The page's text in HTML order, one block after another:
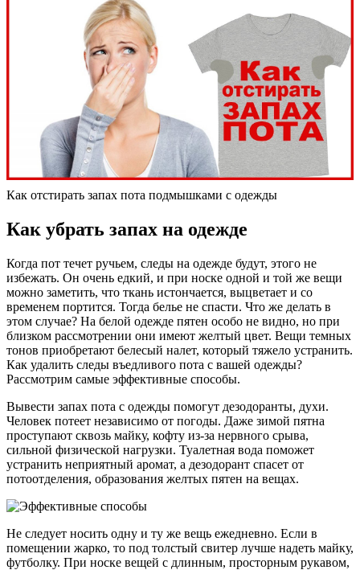
Как отстирать запах пота подмышками с одежды
Как убрать запах на одежде
Когда пот течет ручьем, следы на одежде будут, этого не
избежать. Он очень едкий, и при носке одной и той же вещи
можно заметить, что ткань истончается, выцветает и со
временем портится. Тогда белье не спасти. Что же делать в
этом случае? На белой одежде пятен особо не видно, но при
близком рассмотрении они имеют желтый цвет. Вещи темных
тонов приобретают белесый налет, который тяжело устранить.
Как удалить следы въедливого пота с вашей одежды?
Рассмотрим самые эффективные способы.
Вывести запах пота с одежды помогут дезодоранты, духи.
Человек потеет независимо от погоды. Даже зимой пятна
проступают сквозь майку, кофту из-за нервного срыва,
сильной физической нагрузки. Туалетная вода поможет
устранить неприятный аромат, а дезодорант спасет от
потоотделения, образования желтых пятен на вещах.
Не следует носить одну и ту же вещь ежедневно. Если в
помещении жарко, то под толстый свитер лучше надеть майку,
футболку. При носке вещей с длинным, просторным рукавом,